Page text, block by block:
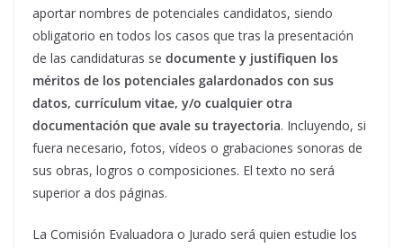
aportar nombres de potenciales candidatos, siendo
obligatorio en todos los casos que tras la presentación
de las candidaturas se documente y justifiquen los
méritos de los potenciales galardonados con sus
datos, currículum vitae, y/o cualquier otra
documentación que avale su trayectoria. Incluyendo, si
fuera necesario, fotos, vídeos o grabaciones sonoras de
sus obras, logros o composiciones. El texto no será
superior a dos páginas.
La Comisión Evaluadora o Jurado será quien estudie los